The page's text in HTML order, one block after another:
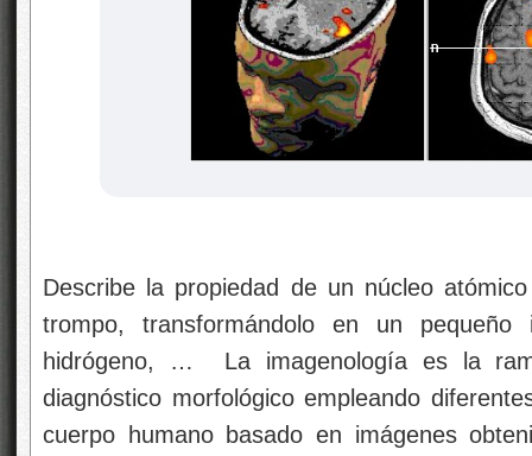
Describe la propiedad de un núcleo
trompo, transformándolo en un
hidrógeno, … La imagenología es la
diagnóstico morfológico empleando
cuerpo humano basado en imágenes